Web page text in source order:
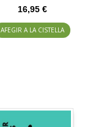
16,95 €
AFEGIR A LA CISTELLA